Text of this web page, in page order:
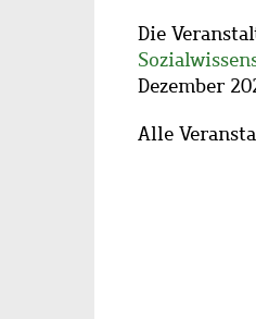
Die
Dezember
Alle